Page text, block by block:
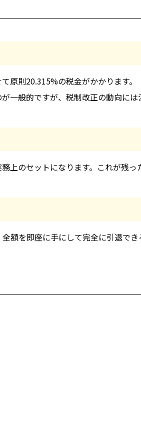
原則20.315%の税金がかかります。
一般的ですが、税制改正の動向には
のセットになります。これが残
額を即座に手にして完全に引退でき